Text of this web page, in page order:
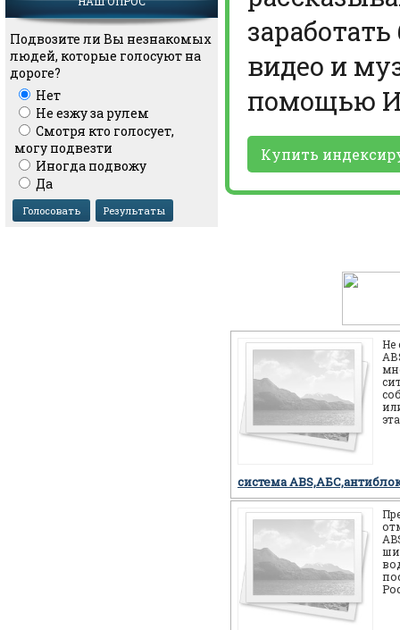
Подвозите ли Вы незнакомых
людей, которые голосуют на
дороге?
Нет
Не езжу за рулем
Смотря кто голосует,
могу подвезти
Иногда подвожу
Да
видео и
помощью
Купить
Не
система